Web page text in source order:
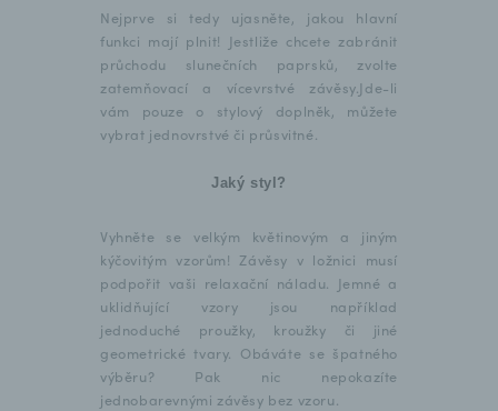
Nejprve si tedy ujasněte, jakou hlavní
funkci mají plnit! Jestliže chcete zabránit
průchodu slunečních paprsků, zvolte
zatemňovací a vícevrstvé závěsy.Jde-li
vám pouze o stylový doplněk, můžete
vybrat jednovrstvé či průsvitné.
Jaký styl?
Vyhněte se velkým květinovým a jiným
kýčovitým vzorům! Závěsy v ložnici musí
podpořit vaši relaxační náladu. Jemné a
uklidňující vzory jsou například
jednoduché proužky, kroužky či jiné
geometrické tvary. Obáváte se špatného
výběru? Pak nic nepokazíte
jednobarevnými závěsy bez vzoru.